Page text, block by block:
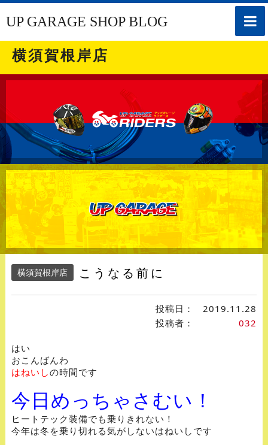
toggle
UP GARAGE SHOP BLOG
横須賀根岸店
横須賀根岸店 こうなる前に
投稿日：
2019.11.28
投稿者：
032
はい
おこんばんわ
はねいしの時間です
今日めっちゃさむい！
ヒートテック装備でも乗りきれない！
今年は冬を乗り切れる気がしないはねいしです